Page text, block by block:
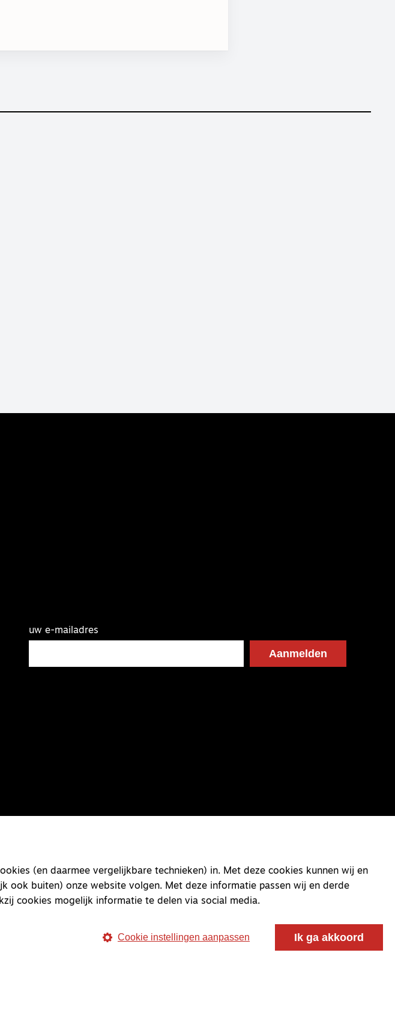
uw e-mailadres
(en daarmee vergelijkbare technieken) in. Met deze cookies kunnen wij en
ook buiten) onze website volgen. Met deze informatie passen wij en derde
cookies mogelijk informatie te delen via social media.
Cookie instellingen aanpassen Ik ga akkoord